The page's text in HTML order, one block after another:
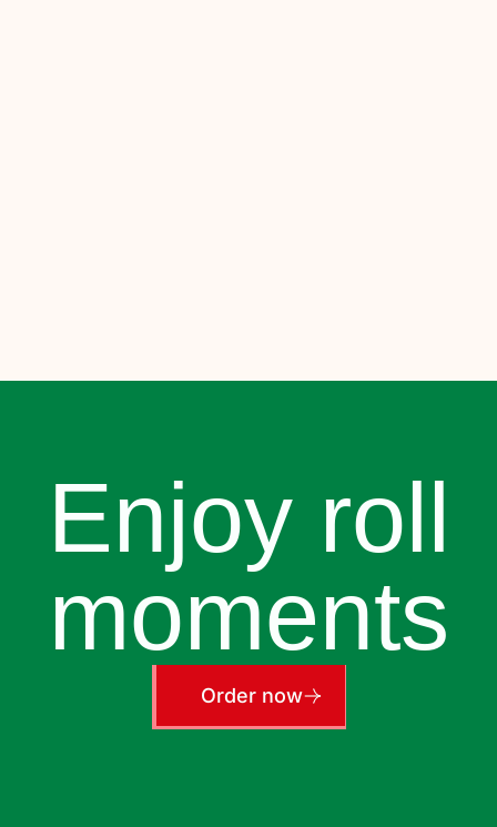
Enjoy roll
moments
Order now